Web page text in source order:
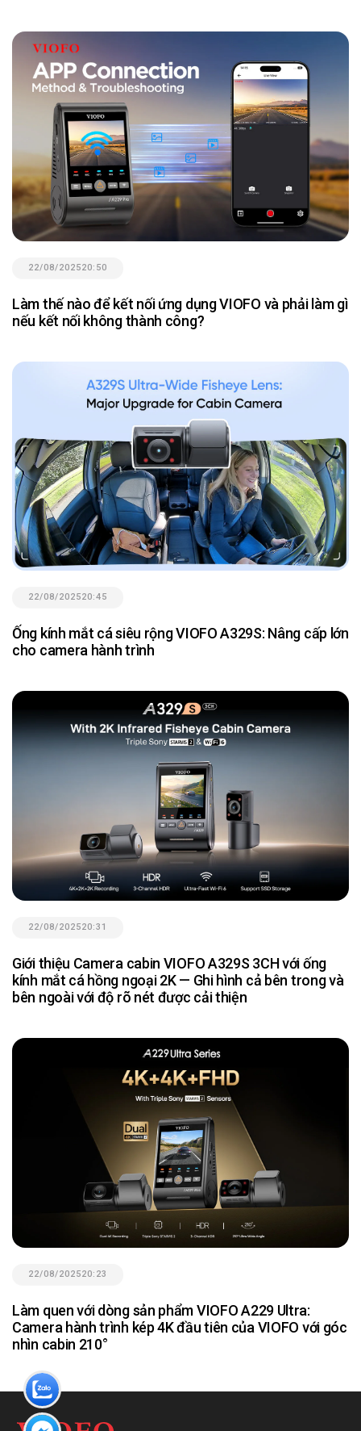
22/08/202520:50
Làm thế nào để kết nối ứng dụng VIOFO và phải làm gì
nếu kết nối không thành công?
22/08/202520:45
Ống kính mắt cá siêu rộng VIOFO A329S: Nâng cấp lớn
cho camera hành trình
22/08/202520:31
Giới thiệu Camera cabin VIOFO A329S 3CH với ống
kính mắt cá hồng ngoại 2K — Ghi hình cả bên trong và
bên ngoài với độ rõ nét được cải thiện
22/08/202520:23
Làm quen với dòng sản phẩm VIOFO A229 Ultra:
Camera hành trình kép 4K đầu tiên của VIOFO với góc
nhìn cabin 210°